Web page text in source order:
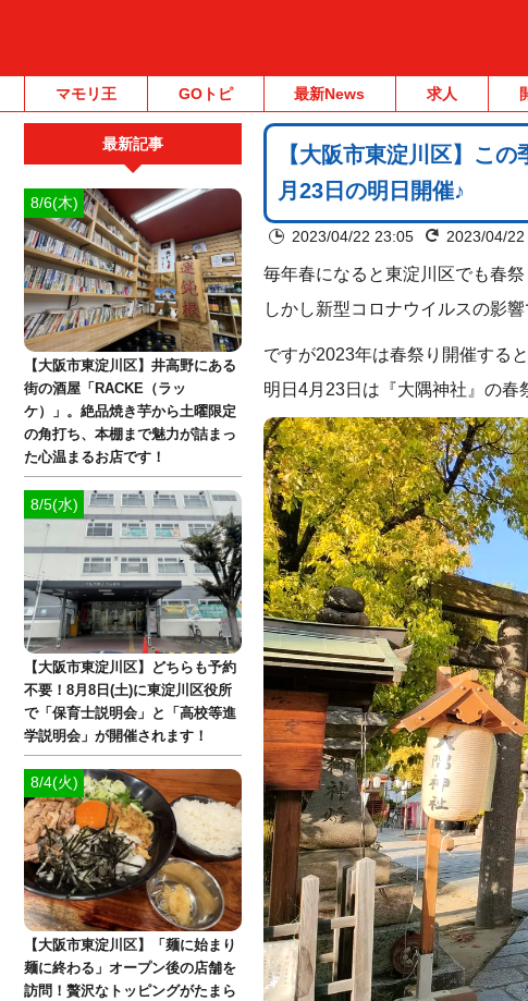
マモリ王 GOトピ 最新News 求人
【大阪市東淀川区】こ
月23日の明日開催♪
2023/04/22 23:05 2023/04/
毎年春になると東淀川区でも春祭
しかし新型コロナウイルスの影
ですが2023年は春祭り開催する
明日4月23日は『大隅神社』の
最新記事
8/6(木)
【大阪市東淀川区】井高野にある
街の酒屋「RACKE（ラッ
ケ）」。絶品焼き芋から土曜限定
の角打ち、本棚まで魅力が詰まっ
た心温まるお店です！
8/5(水)
【大阪市東淀川区】どちらも予約
不要！8月8日(土)に東淀川区役所
で「保育士説明会」と「高校等進
学説明会」が開催されます！
8/4(火)
【大阪市東淀川区】「麺に始まり
麺に終わる」オープン後の店舗を
訪問！贅沢なトッピングがたまら